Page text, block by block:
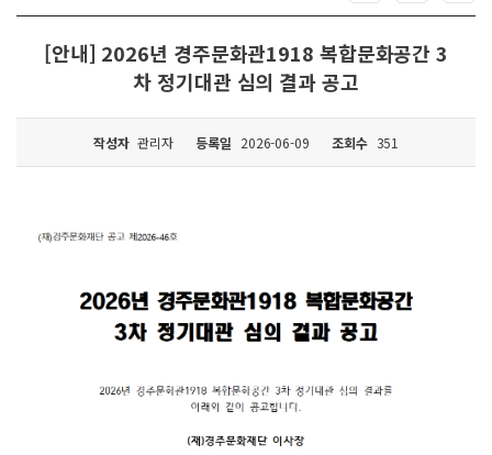
[안내] 2026년 경주문화관1918 복합문화공간 3
차 정기대관 심의 결과 공고
작성자 관리자 등록일 2026-06-09 조회수 351